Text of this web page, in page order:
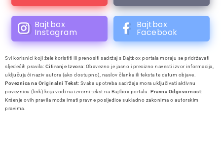
Bajtbox
Instagram
Bajtbox
Facebook
Svi korisnici koji žele koristiti ili prenositi sadržaj s Bajtbox portala moraju se pridržavati
sljedećih pravila: Citiranje Izvora: Obavezno je jasno i precizno navesti izvor informacija,
uključujući naziv autora (ako dostupno), naslov članka ili teksta te datum objave.
Poveznica na Originalni Tekst: Svaka upotreba sadržaja mora uključivati aktivnu
poveznicu (link) koja vodi na izvorni tekst na Bajtbox portalu. Pravna Odgovornost:
Kršenje ovih pravila može imati pravne posljedice sukladno zakonima o autorskim
pravima.